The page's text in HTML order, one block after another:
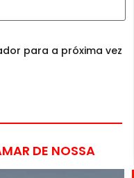
para a próxima vez
DE NOSSA